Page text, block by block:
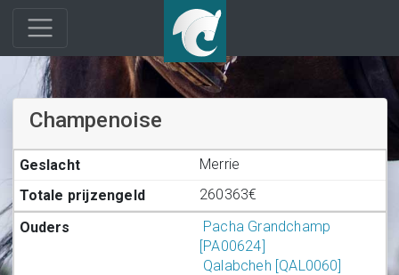
Champenoise
Merrie
260363€
Pacha Grandchamp
[PA00624]
Qalabcheh [QAL0060]